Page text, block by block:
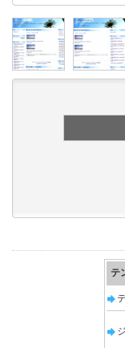
テ